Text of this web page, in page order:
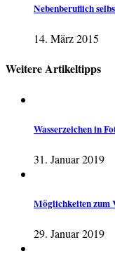
Nebenberuflich
14. März 2015
Weitere Artikeltipps
Wasserzeichen in
31. Januar 2019
Möglichkeiten zum
29. Januar 2019